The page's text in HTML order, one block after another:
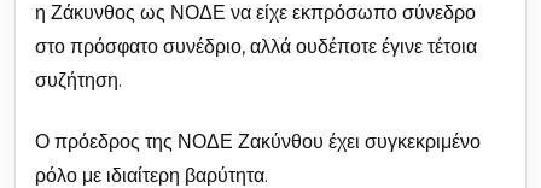
η Ζάκυνθος ως ΝΟΔΕ να είχε εκπρόσωπο σύνεδρο
στο πρόσφατο συνέδριο, αλλά ουδέποτε έγινε τέτοια
συζήτηση.
Ο πρόεδρος της ΝΟΔΕ Ζακύνθου έχει συγκεκριμένο
ρόλο με ιδιαίτερη βαρύτητα.